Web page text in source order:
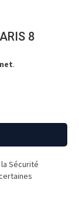
8
.
Sécurité